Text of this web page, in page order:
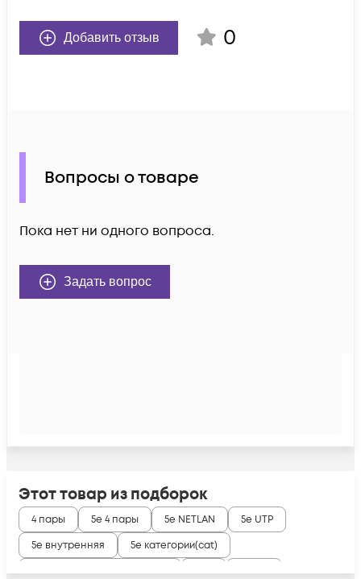
Добавить отзыв 0
Вопросы о товаре
Пока нет ни одного вопроса.
Задать вопрос
Этот товар из подборок
4 пары 5e 4 пары 5e NETLAN
5e UTP
5e внутренняя
5e категории(cat)
Для внутренней прокладки
PVC U/UTP